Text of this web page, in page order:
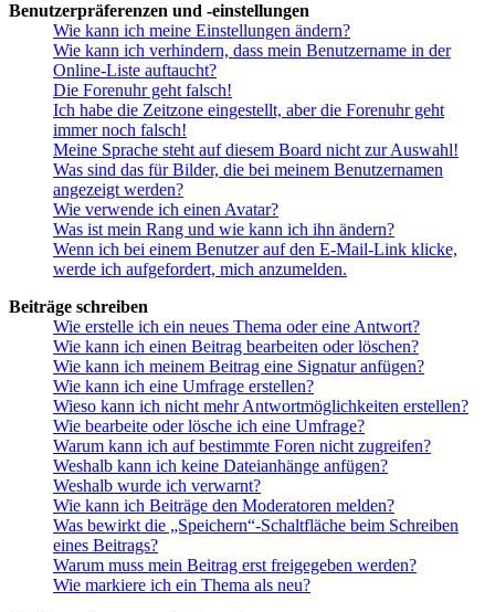
Benutzerpräferenzen und -einstellungen
Wie kann ich meine Einstellungen ändern?
Wie kann ich verhindern, dass mein Benutzername in der
Online-Liste auftaucht?
Die Forenuhr geht falsch!
Ich habe die Zeitzone eingestellt, aber die Forenuhr geht
immer noch falsch!
Meine Sprache steht auf diesem Board nicht zur Auswahl!
Was sind das für Bilder, die bei meinem Benutzernamen
angezeigt werden?
Wie verwende ich einen Avatar?
Was ist mein Rang und wie kann ich ihn ändern?
Wenn ich bei einem Benutzer auf den E-Mail-Link klicke,
werde ich aufgefordert, mich anzumelden.
Beiträge schreiben
Wie erstelle ich ein neues Thema oder eine Antwort?
Wie kann ich einen Beitrag bearbeiten oder löschen?
Wie kann ich meinem Beitrag eine Signatur anfügen?
Wie kann ich eine Umfrage erstellen?
Wieso kann ich nicht mehr Antwortmöglichkeiten erstellen?
Wie bearbeite oder lösche ich eine Umfrage?
Warum kann ich auf bestimmte Foren nicht zugreifen?
Weshalb kann ich keine Dateianhänge anfügen?
Weshalb wurde ich verwarnt?
Wie kann ich Beiträge den Moderatoren melden?
Was bewirkt die „Speichern“-Schaltfläche beim Schreiben
eines Beitrags?
Warum muss mein Beitrag erst freigegeben werden?
Wie markiere ich ein Thema als neu?